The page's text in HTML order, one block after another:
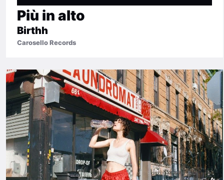
Più in alto
Birthh
Carosello Records